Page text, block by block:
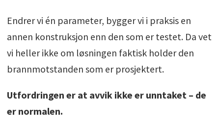
Endrer vi én parameter, bygger vi i praksis en
annen konstruksjon enn den som er testet. Da vet
vi heller ikke om løsningen faktisk holder den
brannmotstanden som er prosjektert.
Utfordringen er at avvik ikke er unntaket – de
er normalen.